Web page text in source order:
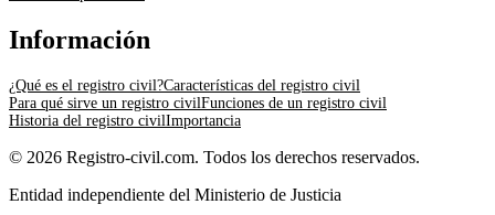
Información
¿Qué es el registro civil?Características del registro civil
Para qué sirve un registro civilFunciones de un registro civil
Historia del registro civilImportancia
© 2026 Registro-civil.com. Todos los derechos reservados.
Entidad independiente del Ministerio de Justicia